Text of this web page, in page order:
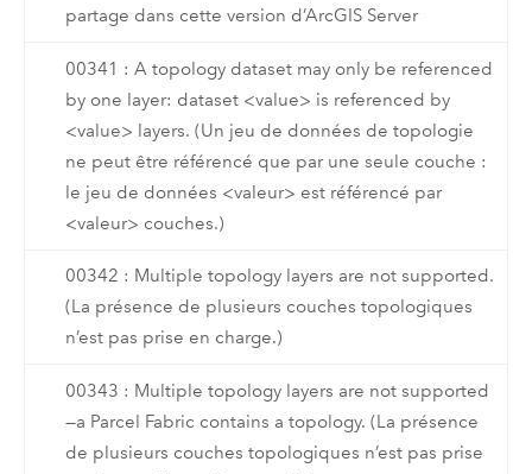
partage dans cette version d’ArcGIS Server
00341 : A topology dataset may only be referenced
by one layer: dataset <value> is referenced by
<value> layers. (Un jeu de données de topologie
ne peut être référencé que par une seule couche :
le jeu de données <valeur> est référencé par
<valeur> couches.)
00342 : Multiple topology layers are not supported.
(La présence de plusieurs couches topologiques
n’est pas prise en charge.)
00343 : Multiple topology layers are not supported
—a Parcel Fabric contains a topology. (La présence
de plusieurs couches topologiques n’est pas prise